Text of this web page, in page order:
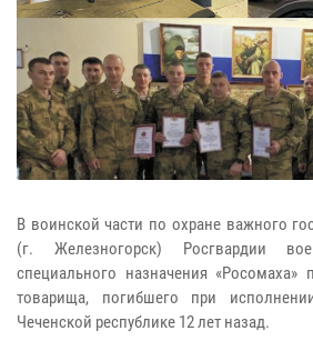
В воинской части по охране важного
(г. Железногорск) Росгвардии
специального назначения «Росомаха»
товарища, погибшего при
Чеченской республике 12 лет назад.